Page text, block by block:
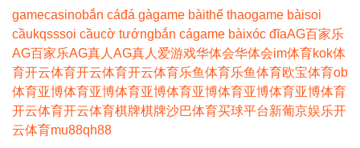
gamecasinobắn cáđá gàgame bàithể thaogame bàisoi
cầukqsssoi cầucờ tướngbắn cágame bàixóc đĩaAG百家乐
AG百家乐AG真人 AG真人 爱游戏华体会华体会im体育kok体
育开云体育开云体育开云体育乐鱼体育乐鱼体育欧宝体育ob
体育亚博体育亚博体育亚博体育亚博体育亚博体育亚博体育
开云体育开云体育棋牌棋牌沙巴体育买球平台新葡京娱乐开
云体育mu88qh88